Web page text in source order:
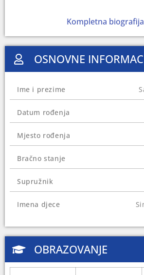
U dva navrata je bio vijećnik u
Ilidža. Izabran je za
Kantona Sarajeva 2006.
bio i delegat u Domu
Federacije BiH, što je bilo
domu Parlamentarne
obnovio ga 2014, 2018. i 2022.
Novinarima CIN-a je rekao da
Trnovu, a 2020. je naslijedio kuću
Kompletna
OSNOVNE
Ime i prezime
Datum rođenja
Mjesto rođenja
Bračno stanje
Supružnik
Imena djece
OBRAZOVANJE